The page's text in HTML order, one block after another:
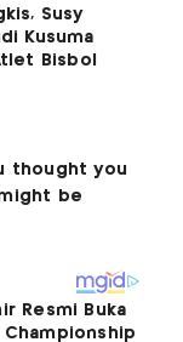
Susy
Kusuma
Bisbol
Resmi Buka
Championship